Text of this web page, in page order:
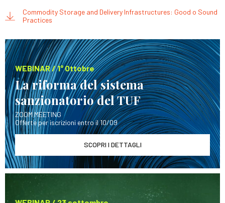
Commodity Storage and Delivery Infrastructures: Good o Sound
Practices
WEBINAR / 1° Ottobre
La riforma del sistema
sanzionatorio del TUF
ZOOM MEETING
Offerte per iscrizioni entro il 10/09
SCOPRI I DETTAGLI